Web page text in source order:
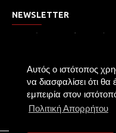
Αυτός ο ιστότοπος
να διασφαλίσει ότι θα
εμπειρία στον
Πολιτική Απορρήτου
NEWSLETTER
Έχω διαβάσει και